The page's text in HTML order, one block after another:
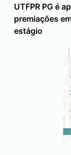
UTFPR PG é
premiações
estágio